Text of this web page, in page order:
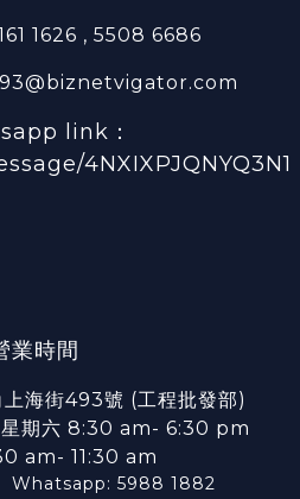
1626 , 5508 6686
link：
4NXIXPJQNYQ3N1
業時間
海街493號 (工程批發部)
星期六 8:30 am- 6:30 pm
am- 11:30 am
Whatsapp: 5988 1882